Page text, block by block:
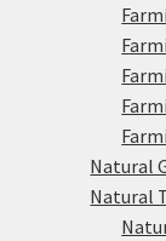
Natural
Natural